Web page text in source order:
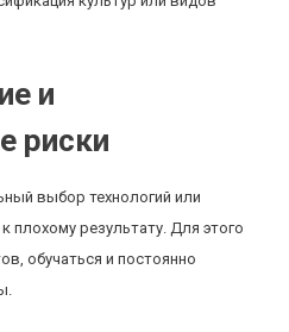
и
риски
выбор технологий или
плохому результату. Для этого
обучаться и постоянно